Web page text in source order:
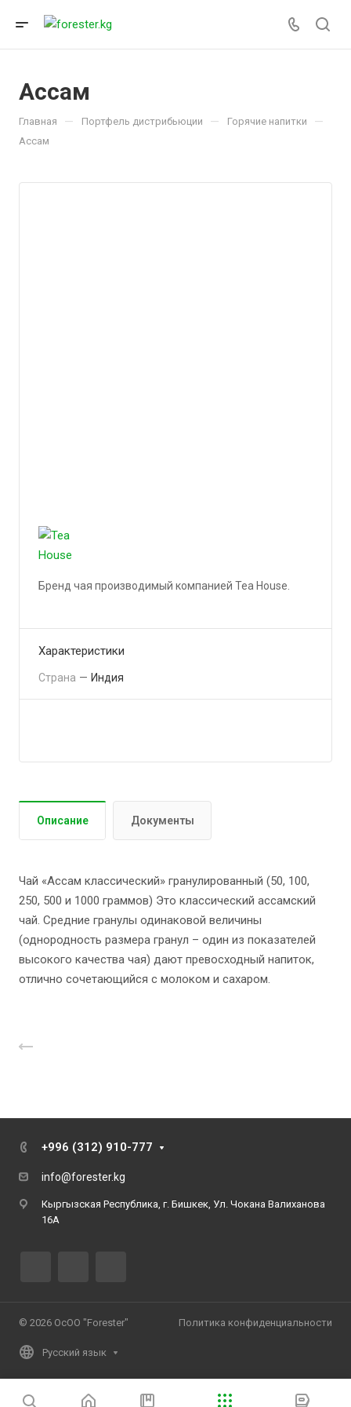
Ассам
Главная — Портфель дистрибьюции — Горячие напитки —
Ассам
Бренд чая производимый компанией Tea House.
Характеристики
Страна — Индия
Описание Документы
Чай «Ассам классический» гранулированный (50, 100,
250, 500 и 1000 граммов) Это классический ассамский
чай. Средние гранулы одинаковой величины
(однородность размера гранул – один из показателей
высокого качества чая) дают превосходный напиток,
отлично сочетающийся с молоком и сахаром.
+996 (312) 910-777
info@forester.kg
Кыргызская Республика, г. Бишкек, Ул. Чокана Валиханова
16А
© 2026 ОсОО "Forester" Политика конфиденциальности
Русский язык